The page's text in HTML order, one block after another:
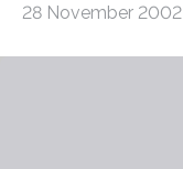
28 November 2002